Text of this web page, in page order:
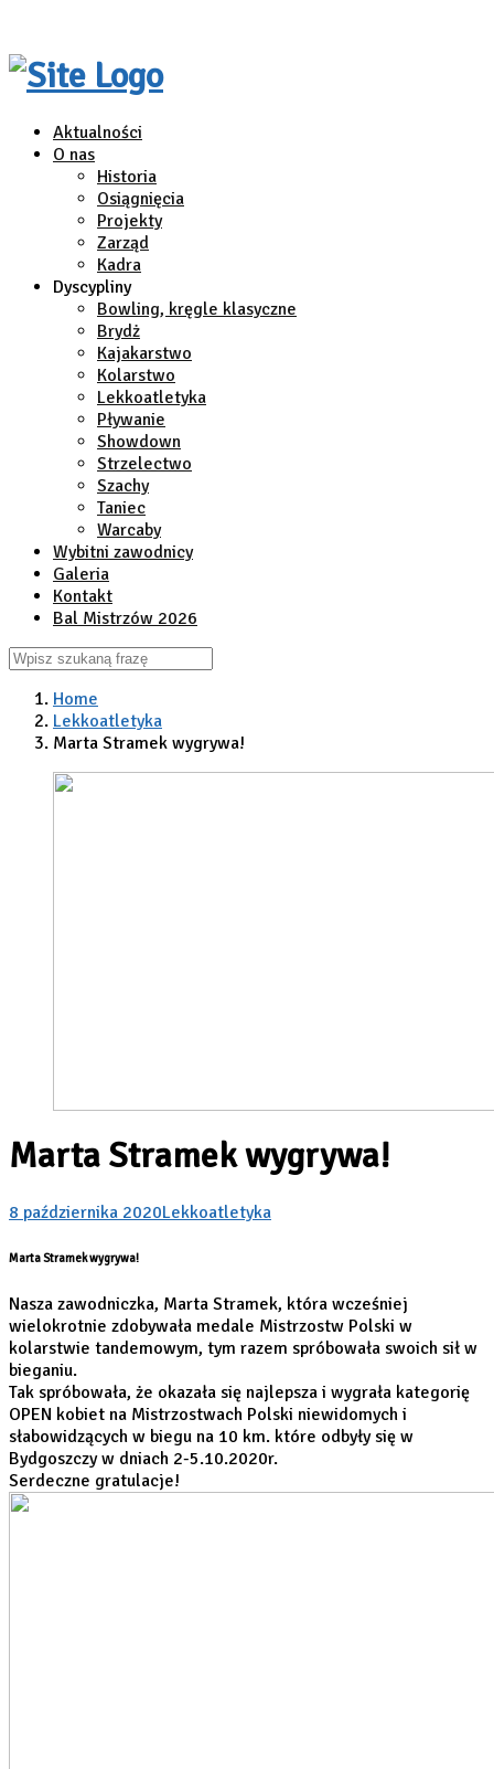
Aktualności
O nas
Historia
Osiągnięcia
Projekty
Zarząd
Kadra
Dyscypliny
Bowling, kręgle klasyczne
Brydż
Kajakarstwo
Kolarstwo
Lekkoatletyka
Pływanie
Showdown
Strzelectwo
Szachy
Taniec
Warcaby
Wybitni zawodnicy
Galeria
Kontakt
Bal Mistrzów 2026
Home
Lekkoatletyka
Marta Stramek wygrywa!
Marta Stramek wygrywa!
8 października 2020Lekkoatletyka
Marta Stramek wygrywa!
Nasza zawodniczka, Marta Stramek, która wcześniej
wielokrotnie zdobywała medale Mistrzostw Polski w
kolarstwie tandemowym, tym razem spróbowała swoich sił w
bieganiu.
Tak spróbowała, że okazała się najlepsza i wygrała kategorię
OPEN kobiet na Mistrzostwach Polski niewidomych i
słabowidzących w biegu na 10 km. które odbyły się w
Bydgoszczy w dniach 2-5.10.2020r.
Serdeczne gratulacje!